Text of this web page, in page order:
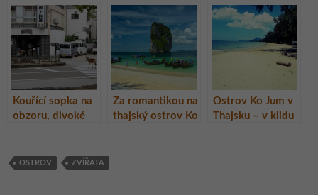
Kouřící sopka na
obzoru, divoké
I takové je
Za romantikou na
thajský ostrov Ko
Ostrov Ko Jum v
Thajsku – v klidu
OSTROV ZVÍŘATA